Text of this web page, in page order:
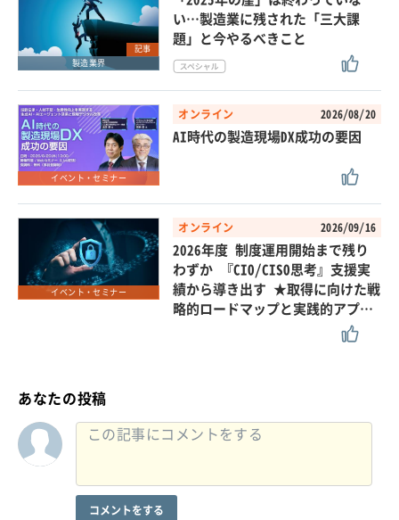
記事
製造業界
い…製造業に残された「三大課
題」と今やるべきこと
イベント・セミナー
オンライン 2026/08/20
AI時代の製造現場DX成功の要因
イベント・セミナー
オンライン 2026/09/16
2026年度 制度運用開始まで残り
わずか 『CIO/CISO思考』支援実
績から導き出す ★取得に向けた戦
略的ロードマップと実践的アプ…
あなたの投稿
コメントをする